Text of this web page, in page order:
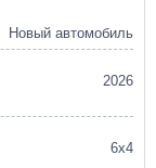
Новый автомобиль
2026
6х4